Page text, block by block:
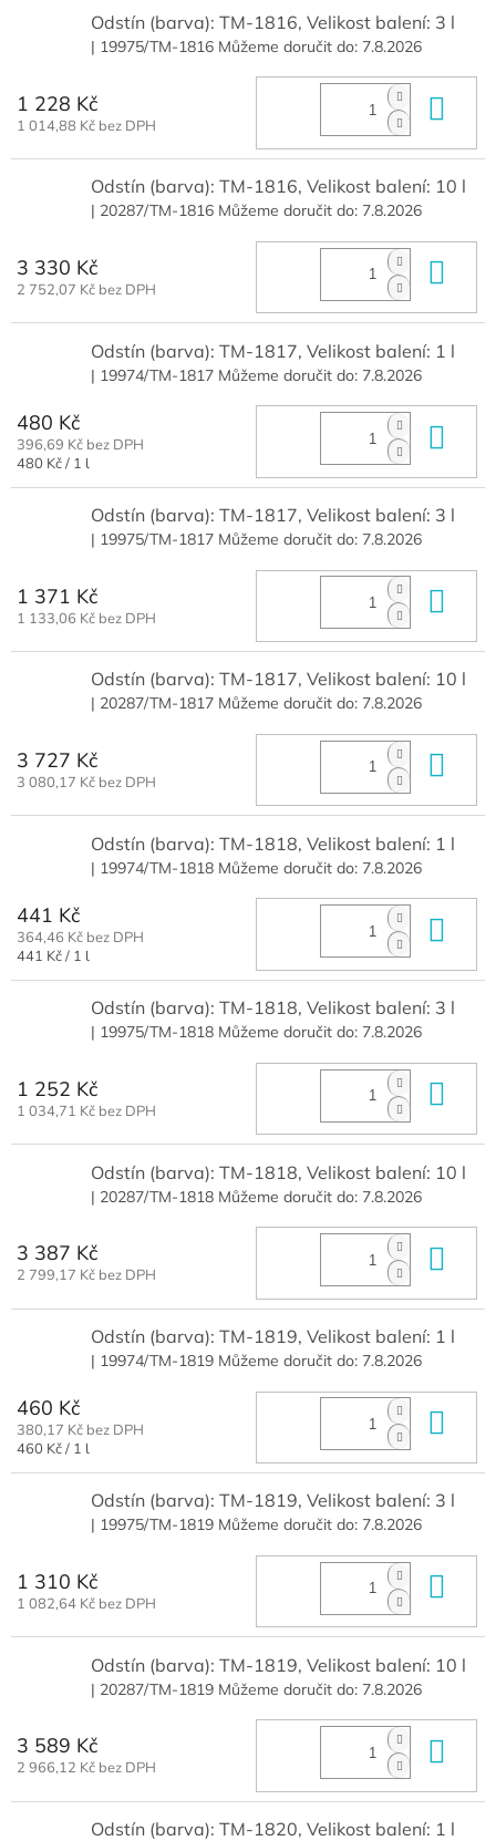
Odstín (barva): TM-1816, Velikost balení: 3 l
| 19975/TM-1816 Můžeme doručit do: 7.8.2026
1 228 Kč
1 014,88 Kč bez DPH
Odstín (barva): TM-1816, Velikost balení: 10 l
| 20287/TM-1816 Můžeme doručit do: 7.8.2026
3 330 Kč
2 752,07 Kč bez DPH
Odstín (barva): TM-1817, Velikost balení: 1 l
| 19974/TM-1817 Můžeme doručit do: 7.8.2026
480 Kč
396,69 Kč bez DPH
Měrná
480 Kč / 1 l
Odstín (barva): TM-1817, Velikost balení: 3 l
| 19975/TM-1817 Můžeme doručit do: 7.8.2026
1 371 Kč
1 133,06 Kč bez DPH
Odstín (barva): TM-1817, Velikost balení: 10 l
| 20287/TM-1817 Můžeme doručit do: 7.8.2026
3 727 Kč
3 080,17 Kč bez DPH
Odstín (barva): TM-1818, Velikost balení: 1 l
| 19974/TM-1818 Můžeme doručit do: 7.8.2026
441 Kč
364,46 Kč bez DPH
Měrná
441 Kč / 1 l
Odstín (barva): TM-1818, Velikost balení: 3 l
| 19975/TM-1818 Můžeme doručit do: 7.8.2026
1 252 Kč
1 034,71 Kč bez DPH
Odstín (barva): TM-1818, Velikost balení: 10 l
| 20287/TM-1818 Můžeme doručit do: 7.8.2026
3 387 Kč
2 799,17 Kč bez DPH
Odstín (barva): TM-1819, Velikost balení: 1 l
| 19974/TM-1819 Můžeme doručit do: 7.8.2026
460 Kč
380,17 Kč bez DPH
Měrná
460 Kč / 1 l
Odstín (barva): TM-1819, Velikost balení: 3 l
| 19975/TM-1819 Můžeme doručit do: 7.8.2026
1 310 Kč
1 082,64 Kč bez DPH
Odstín (barva): TM-1819, Velikost balení: 10 l
| 20287/TM-1819 Můžeme doručit do: 7.8.2026
3 589 Kč
2 966,12 Kč bez DPH
Odstín (barva): TM-1820, Velikost balení: 1 l